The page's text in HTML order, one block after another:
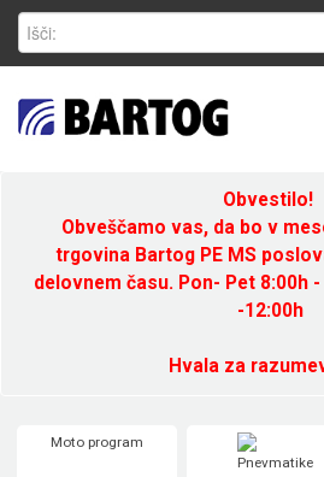
Obvestilo!
Obveščamo vas, da bo v
trgovina Bartog PE MS
delovnem času. Pon- Pet 8:00h
-12:00h
Hvala za
Moto program